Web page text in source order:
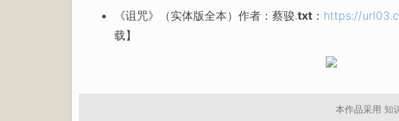
《诅咒》（实体版全本）作者：蔡骏.txt ： https://
载】
本作品采用 知